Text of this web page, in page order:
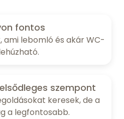
fontos
ami lebomló és akár WC-
szempont
keresek, de a
a legfontosabb.